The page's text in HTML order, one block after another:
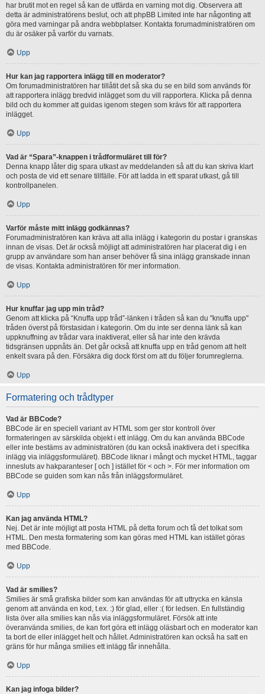
har brutit mot en regel så kan de utfärda en varning mot dig. Observera att
detta är administratörens beslut, och att phpBB Limited inte har någonting att
göra med varningar på andra webbplatser. Kontakta forumadministratören om
du är osäker på varför du varnats.
Upp
Hur kan jag rapportera inlägg till en moderator?
Om forumadministratören har tillåtit det så ska du se en bild som används för
att rapportera inlägg bredvid inlägget som du vill rapportera. Klicka på denna
bild och du kommer att guidas igenom stegen som krävs för att rapportera
inlägget.
Upp
Vad är “Spara”-knappen i trådformuläret till för?
Denna knapp låter dig spara utkast av meddelanden så att du kan skriva klart
och posta de vid ett senare tillfälle. För att ladda in ett sparat utkast, gå till
kontrollpanelen.
Upp
Varför måste mitt inlägg godkännas?
Forumadministratören kan kräva att alla inlägg i kategorin du postar i granskas
innan de visas. Det är också möjligt att administratören har placerat dig i en
grupp av användare som han anser behöver få sina inlägg granskade innan
de visas. Kontakta administratören för mer information.
Upp
Hur knuffar jag upp min tråd?
Genom att klicka på “Knuffa upp tråd”-länken i tråden så kan du "knuffa upp"
tråden överst på förstasidan i kategorin. Om du inte ser denna länk så kan
uppknuffning av trådar vara inaktiverat, eller så har inte den krävda
tidsgränsen uppnåts än. Det går också att knuffa upp en tråd genom att helt
enkelt svara på den. Försäkra dig dock först om att du följer forumreglerna.
Upp
Formatering och trådtyper
Vad är BBCode?
BBCode är en speciell variant av HTML som ger stor kontroll över
formateringen av särskilda objekt i ett inlägg. Om du kan använda BBCode
eller inte bestäms av administratören (du kan också inaktivera det i specifika
inlägg via inläggsformuläret). BBCode liknar i mångt och mycket HTML, taggar
innesluts av hakparanteser [ och ] istället för < och >. För mer information om
BBCode se guiden som kan nås från inläggsformuläret.
Upp
Kan jag använda HTML?
Nej. Det är inte möjligt att posta HTML på detta forum och få det tolkat som
HTML. Den mesta formatering som kan göras med HTML kan istället göras
med BBCode.
Upp
Vad är smilies?
Smilies är små grafiska bilder som kan användas för att uttrycka en känsla
genom att använda en kod, t.ex. :) för glad, eller :( för ledsen. En fullständig
lista över alla smilies kan nås via inläggsformuläret. Försök att inte
överanvända smilies, de kan fort göra ett inlägg oläsbart och en moderator kan
ta bort de eller inlägget helt och hållet. Administratören kan också ha satt en
gräns för hur många smilies ett inlägg får innehålla.
Upp
Kan jag infoga bilder?